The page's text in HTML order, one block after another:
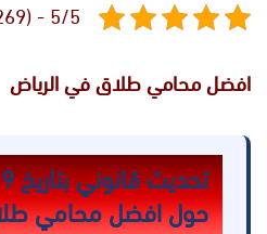
5/5 - (1269 صوت)
افضل محامي طلاق في الرياض
حول افضل محامي